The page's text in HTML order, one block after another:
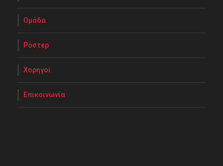
Ομάδα
Ρόστερ
Χορηγοί
Επικοινωνία